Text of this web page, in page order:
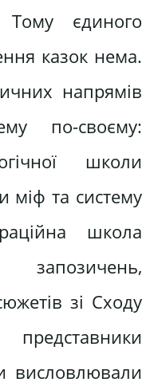
Тому єдиного
казок нема.
напрямів
по-своєму:
школи
міф та систему
школа
зі Сходу
висловлювали